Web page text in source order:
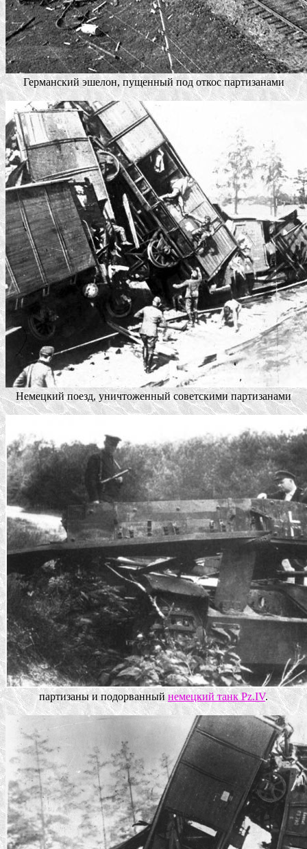
Германский эшелон, пущенный под откос партизанами
Немецкий поезд, уничтоженный советскими партизанами
партизаны и подорванныйнемецкий танк Pz.IV.